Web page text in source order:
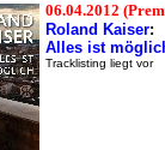
06.04.2012
Roland Kaiser:
Alles ist
Tracklisting liegt vor